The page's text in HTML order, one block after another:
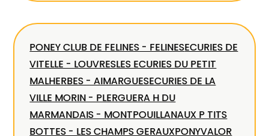
PONEY CLUB DE FELINES - FELINESECURIES DE
VITELLE - LOUVRESLES ECURIES DU PETIT
MALHERBES - AIMARGUESECURIES DE LA
VILLE MORIN - PLERGUERA H DU
MARMANDAIS - MONTPOUILLANAUX P TITS
BOTTES - LES CHAMPS GERAUXPONYVALOR